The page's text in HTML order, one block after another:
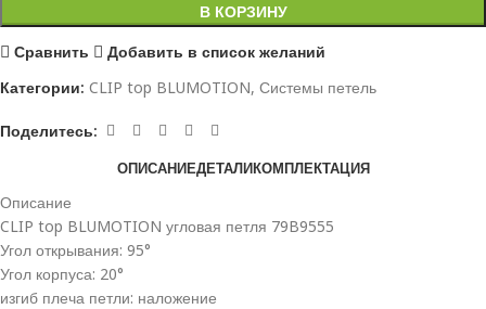
В КОРЗИНУ
Сравнить
Добавить в список желаний
Категории: CLIP top BLUMOTION, Системы петель
Поделитесь:
ОПИСАНИЕДЕТАЛИКОМПЛЕКТАЦИЯ
Описание
CLIP top BLUMOTION угловая петля 79B9555
Угол открывания: 95°
Угол корпуса: 20°
изгиб плеча петли: наложение